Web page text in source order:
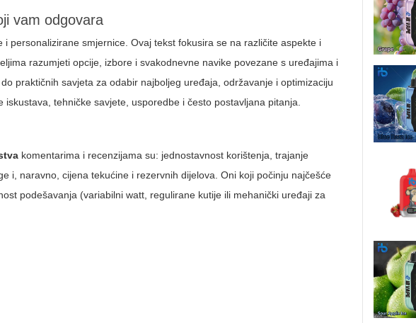
vam odgovara
personalizirane smjernice. Ovaj tekst fokusira se na različite aspekte i
razumjeti opcije, izbore i svakodnevne navike povezane s uređajima i
praktičnih savjeta za odabir najboljeg uređaja, održavanje i optimizaciju
iskustava, tehničke savjete, usporedbe i često postavljana pitanja.
komentarima i recenzijama su: jednostavnost korištenja, trajanje
i, naravno, cijena tekućine i rezervnih dijelova. Oni koji počinju najčešće
podešavanja (variabilni watt, regulirane kutije ili mehanički uređaji za